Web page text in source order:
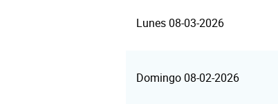
Lunes 08-03-2026
Domingo 08-02-2026